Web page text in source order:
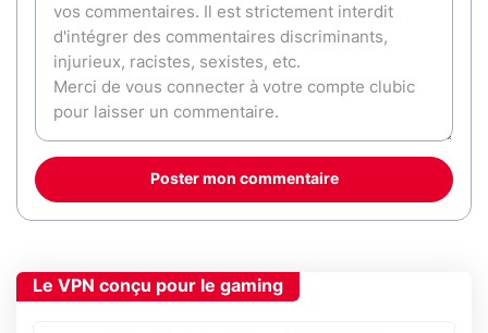
Poster mon commentaire
Le VPN conçu pour le gaming